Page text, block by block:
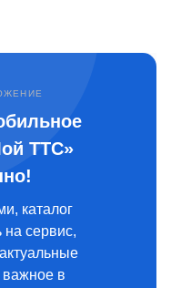
ТТС»
каталог
на сервис,
в